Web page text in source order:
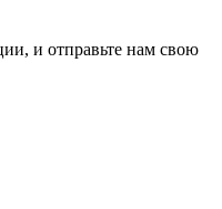
и отправьте нам свою